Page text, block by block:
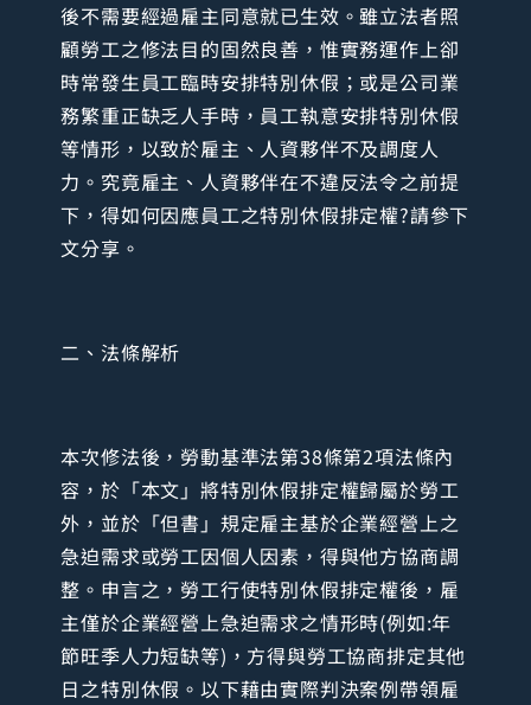
後不需要經過雇主同意就已生效。雖立法者照
顧勞工之修法目的固然良善，惟實務運作上卻
時常發生員工臨時安排特別休假；或是公司業
務繁重正缺乏人手時，員工執意安排特別休假
等情形，以致於雇主、人資夥伴不及調度人
力。究竟雇主、人資夥伴在不違反法令之前提
下，得如何因應員工之特別休假排定權?請參下
文分享。
二、法條解析
本次修法後，勞動基準法第38條第2項法條內
容，於「本文」將特別休假排定權歸屬於勞工
外，並於「但書」規定雇主基於企業經營上之
急迫需求或勞工因個人因素，得與他方協商調
整。申言之，勞工行使特別休假排定權後，雇
主僅於企業經營上急迫需求之情形時(例如:年
節旺季人力短缺等)，方得與勞工協商排定其他
日之特別休假。以下藉由實際判決案例帶領雇